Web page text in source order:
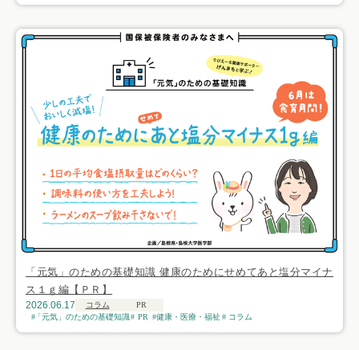
「元気」のための基礎知識 健康のためにせめてあと塩分マイナ
ス１ｇ編【ＰＲ】
2026.06.17 コラム
PR
「元気」のための基礎知識
PR 健康・医療・福祉 コラム